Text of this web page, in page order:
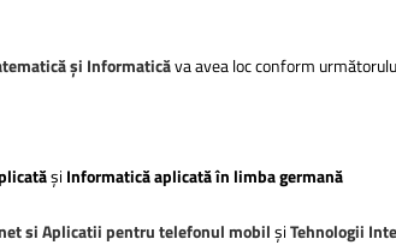
și Informaticăva avea loc conform
și Informatică aplicată în limba germană
si Aplicatii pentru telefonul mobilșiTehnologii